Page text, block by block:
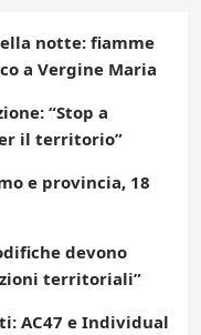
notte: fiamme
a Vergine Maria
“Stop a
il territorio”
e provincia, 18
devono
territoriali”
AC47 e Individual